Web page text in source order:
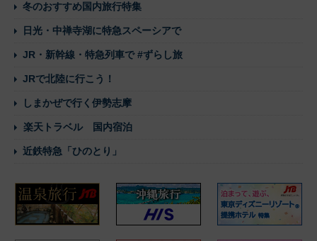
冬のおすすめ国内旅行特集
日光・中禅寺湖に特急スペーシアで
JR・新幹線・特急列車で #ずらし旅
JRで北陸に行こう！
しまかぜで行く伊勢志摩
楽天トラベル 国内宿泊
近鉄特急「ひのとり」